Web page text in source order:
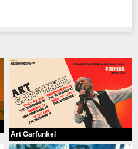
Art Garfunkel